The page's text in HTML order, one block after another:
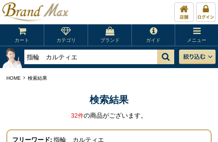
カート カテゴリ ブランド ガイド メニュー
HOME 検索結果
検索結果
32件の商品がございます。
フリーワード:指輪 カルティエ